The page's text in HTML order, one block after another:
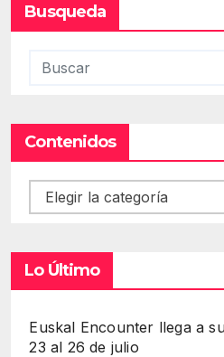
Busqueda
Contenidos
Contenidos
Lo Último
Euskal Encounter llega a
23 al 26 de julio